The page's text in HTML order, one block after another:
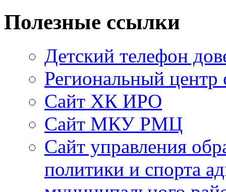
Полезные ссылки
Детский телефон
Региональный центр
Сайт ХК ИРО
Сайт МКУ РМЦ
Сайт управления
политики и спорта